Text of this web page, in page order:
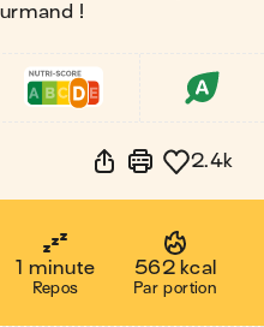
!
2.4k
1 minute
Repos
562 kcal
Par portion